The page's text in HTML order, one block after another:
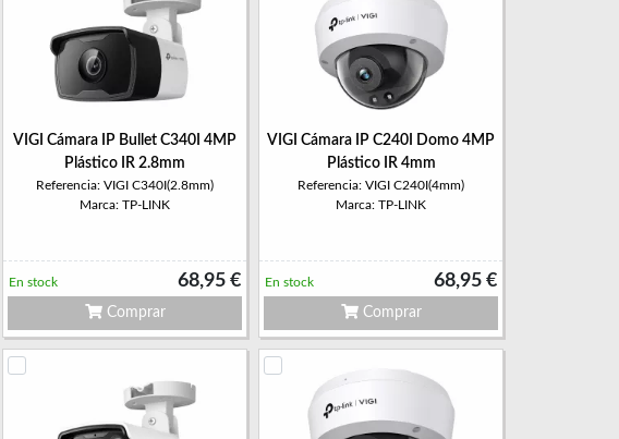
VIGI Cámara IP Bullet C340I 4MP
Plástico IR 2.8mm
Referencia: VIGI C340I(2.8mm)
Marca: TP-LINK
68,95 €
En stock
Comprar
VIGI Cámara IP C240I Domo 4MP
Plástico IR 4mm
Referencia: VIGI C240I(4mm)
Marca: TP-LINK
68,95 €
En stock
Comprar